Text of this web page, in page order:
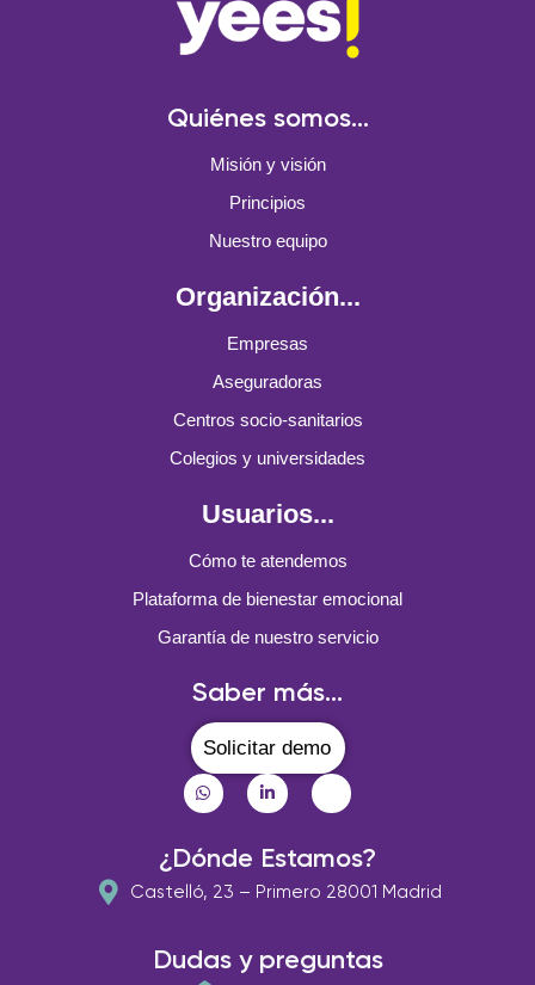
Quiénes somos...
Misión y visión
Principios
Nuestro equipo
Organización...
Empresas
Aseguradoras
Centros socio-sanitarios
Colegios y universidades
Usuarios...
Cómo te atendemos
Plataforma de bienestar emocional
Garantía de nuestro servicio
Saber más...
Solicitar demo
¿Dónde Estamos?
Castelló, 23 – Primero 28001 Madrid
Dudas y preguntas